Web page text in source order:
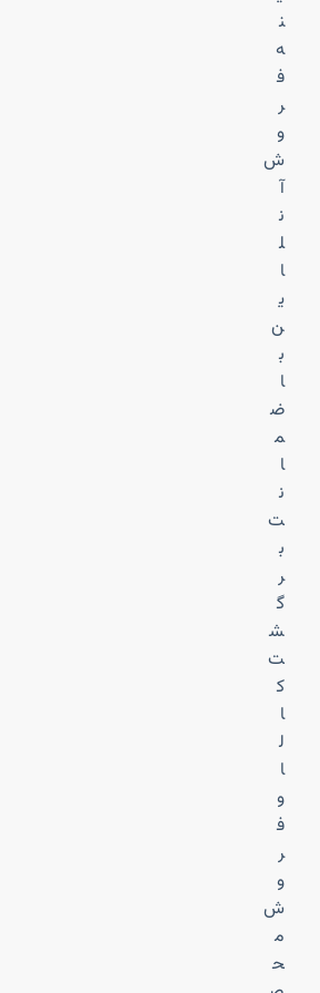
ن
ه
ف
ر
و
ش
آ
ن
ل
ا
ی
ن
ب
ا
ض
م
ا
ن
ت
ب
ر
گ
ش
ت
ک
ا
ل
ا
و
ف
ر
و
ش
م
ح